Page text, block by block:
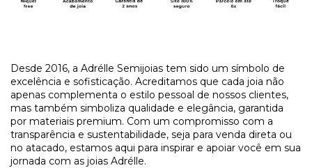
​Desde 2016, a Adrélle Semijoias tem sido um símbolo de
excelência e sofisticação. Acreditamos que cada joia não
apenas complementa o estilo pessoal de nossos clientes,
mas também simboliza qualidade e elegância, garantida
por materiais premium. Com um compromisso com a
transparência e sustentabilidade, seja para venda direta ou
no atacado, estamos aqui para inspirar e apoiar você em sua
jornada com as joias Adrélle.